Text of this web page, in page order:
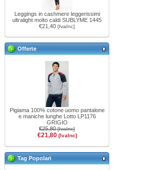
Leggings in cashmere leggerissimi
ultralight molto caldi SUBLYME 1445
€21,40 [IvaInc]
Offerte
Pigiama 100% cotone uomo pantalone
e maniche lunghe Lotto LP1176
GRIGIO
€25,80[IvaInc]
€21,80 [IvaInc]
Tag Popolari